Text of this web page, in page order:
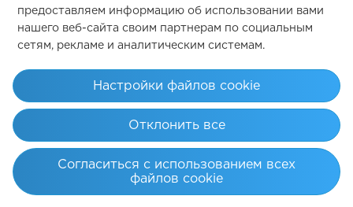
Только отжим
Обработка паром да
Старт/Пауза да
Отложенный старт да
Предварительная стирка да
Авторские права 2026 Авторские права принадлежат Midea. Все
права защищены.
Условия эксплуатации
Согласие на использование файлов cookie
Казахстан
предоставляем информацию об использовании вами
нашего веб-сайта своим партнерам по социальным
сетям, рекламе и аналитическим системам.
Настройки файлов cookie
Отклонить все
Согласиться с использованием всех
файлов cookie